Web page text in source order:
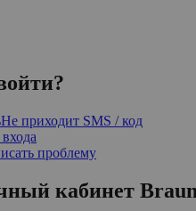
Не приходит SMS / код
проблему
кабинет